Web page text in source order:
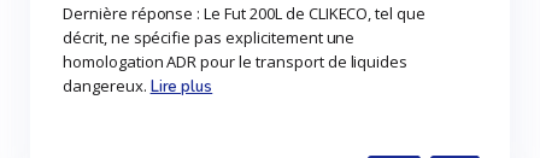
Dernière réponse : Le Fut 200L de CLIKECO, tel que
décrit, ne spécifie pas explicitement une
homologation ADR pour le transport de liquides
dangereux. Lire plus